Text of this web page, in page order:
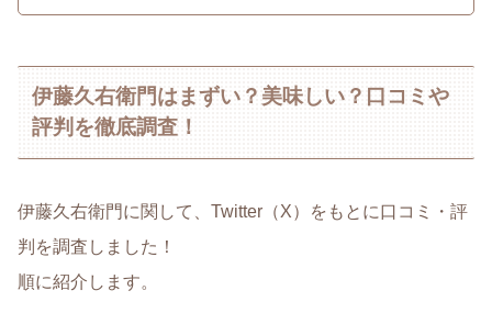
伊藤久右衛門はまずい？美味しい？口コミや
評判を徹底調査！
伊藤久右衛門に関して、Twitter（X）をもとに口コミ・評
判を調査しました！
順に紹介します。